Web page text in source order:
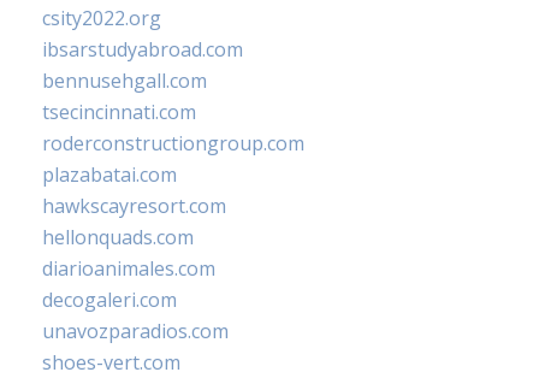
csity2022.org
ibsarstudyabroad.com
bennusehgall.com
tsecincinnati.com
roderconstructiongroup.com
plazabatai.com
hawkscayresort.com
hellonquads.com
diarioanimales.com
decogaleri.com
unavozparadios.com
shoes-vert.com